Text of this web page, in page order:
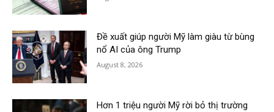
Đề xuất giúp người Mỹ làm giàu từ bùng
nổ AI của ông Trump
August 8, 2026
Hơn 1 triệu người Mỹ rời bỏ thị trường